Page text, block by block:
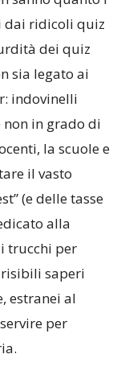
dai ridicoli quiz
dei quiz
sia legato ai
indovinelli
in grado di
la scuole e
il vasto
(e delle tasse
alla
trucchi per
saperi
estranei al
per